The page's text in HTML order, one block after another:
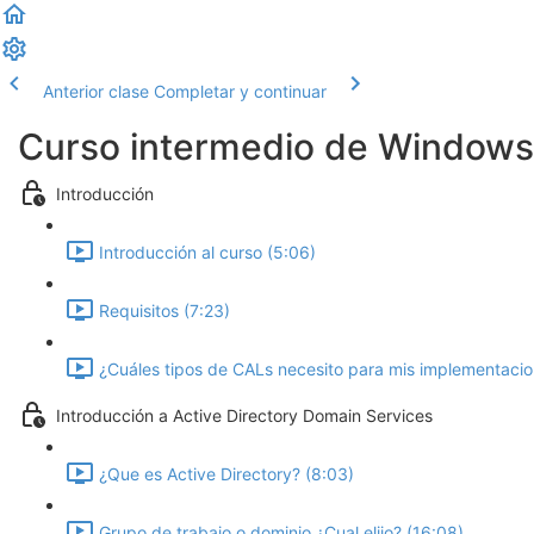
Anterior clase Completar y continuar
Curso intermedio de
Introducción
Introducción al curso (5:06)
Requisitos (7:23)
¿Cuáles tipos de CALs necesito para mis
Introducción a Active Directory Domain Services
¿Que es Active Directory? (8:03)